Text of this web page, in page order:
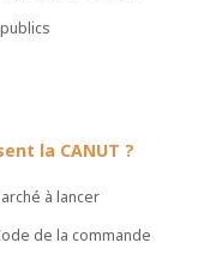
la CANUT ?
à lancer
de la commande